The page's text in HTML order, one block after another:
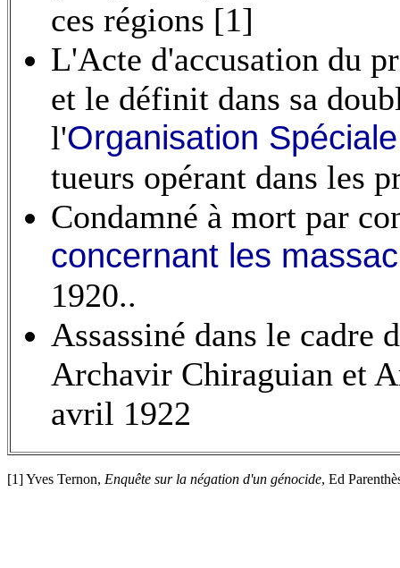
ces régions [1]
L'Acte d'accusation du
et le définit dans sa
l'Organisation Spéciale
tueurs opérant dans les
Condamné à mort par
concernant les
1920..
Assassiné dans le cadre
Archavir Chiraguian et
avril 1922
[1] Yves Ternon, Enquête sur la négation d'un génocide, Ed